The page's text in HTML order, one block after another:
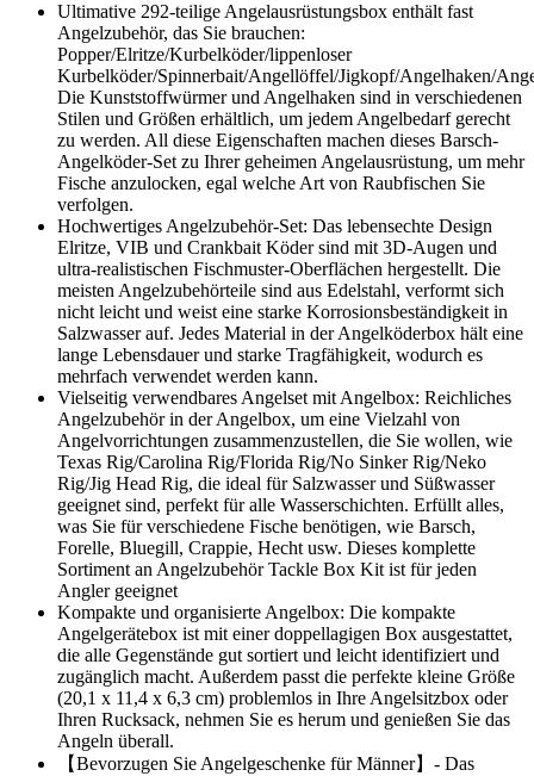
Ultimative 292-teilige Angelausrüstungsbox enthält fast
Angelzubehör, das Sie brauchen:
Popper/Elritze/Kurbelköder/lippenloser
Kurbelköder/Spinnerbait/Angellöffel/Jigkopf/Angelhaken/
Die Kunststoffwürmer und Angelhaken sind in verschiedenen
Stilen und Größen erhältlich, um jedem Angelbedarf gerecht
zu werden. All diese Eigenschaften machen dieses Barsch-
Angelköder-Set zu Ihrer geheimen Angelausrüstung, um mehr
Fische anzulocken, egal welche Art von Raubfischen Sie
verfolgen.
Hochwertiges Angelzubehör-Set: Das lebensechte Design
Elritze, VIB und Crankbait Köder sind mit 3D-Augen und
ultra-realistischen Fischmuster-Oberflächen hergestellt. Die
meisten Angelzubehörteile sind aus Edelstahl, verformt sich
nicht leicht und weist eine starke Korrosionsbeständigkeit in
Salzwasser auf. Jedes Material in der Angelköderbox hält eine
lange Lebensdauer und starke Tragfähigkeit, wodurch es
mehrfach verwendet werden kann.
Vielseitig verwendbares Angelset mit Angelbox: Reichliches
Angelzubehör in der Angelbox, um eine Vielzahl von
Angelvorrichtungen zusammenzustellen, die Sie wollen, wie
Texas Rig/Carolina Rig/Florida Rig/No Sinker Rig/Neko
Rig/Jig Head Rig, die ideal für Salzwasser und Süßwasser
geeignet sind, perfekt für alle Wasserschichten. Erfüllt alles,
was Sie für verschiedene Fische benötigen, wie Barsch,
Forelle, Bluegill, Crappie, Hecht usw. Dieses komplette
Sortiment an Angelzubehör Tackle Box Kit ist für jeden
Angler geeignet
Kompakte und organisierte Angelbox: Die kompakte
Angelgerätebox ist mit einer doppellagigen Box ausgestattet,
die alle Gegenstände gut sortiert und leicht identifiziert und
zugänglich macht. Außerdem passt die perfekte kleine Größe
(20,1 x 11,4 x 6,3 cm) problemlos in Ihre Angelsitzbox oder
Ihren Rucksack, nehmen Sie es herum und genießen Sie das
Angeln überall.
【Bevorzugen Sie Angelgeschenke für Männer】- Das